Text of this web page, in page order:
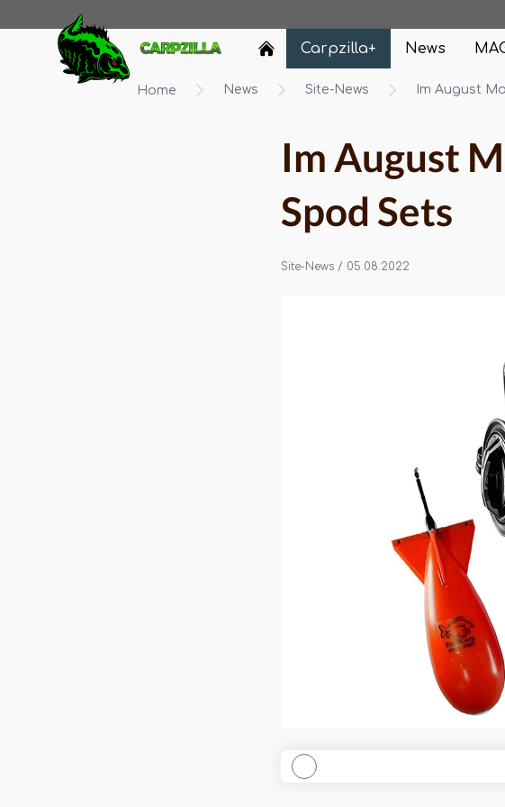
Carpzilla Carpzilla+ News
Home News Site-News Im August
Site-News / 05.08.2022
Im August
Spod Sets